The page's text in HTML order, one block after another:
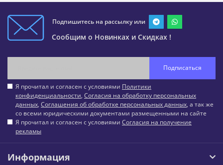
Подпишитесь на рассылку или
Сообщим о Новинках и Скидках !
Подписаться
Я прочитал и согласен с условиями Политики
конфиденциальности, Согласия на обработку персональных
данных, Соглашения об обработке персональных данных, а так же
со всеми юридическими документами размещенными на сайте
Я прочитал и согласен с условиями Согласия на получение
рекламы
Информация